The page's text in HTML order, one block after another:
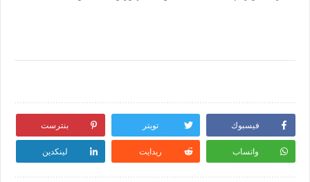
فيسبوك تويتر بنترست
واتساب ريدايت لينكدين